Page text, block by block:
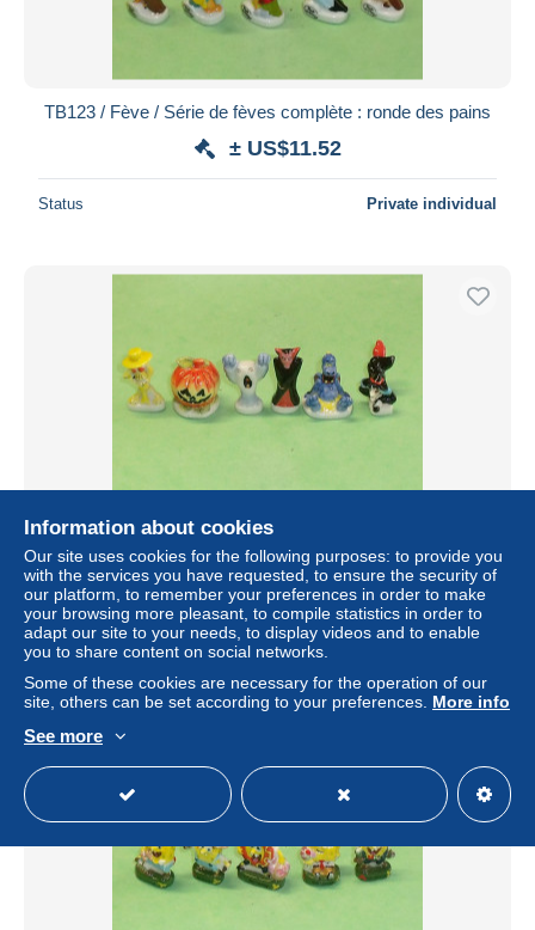
TB123 / Fève / Série de fèves complète : ronde des pains
± US$11.52
Status Private individual
TB123 / Fève / Série de fèves complète : halloween
± US$11.52
Status Private individual
Information about cookies
Our site uses cookies for the following purposes: to provide you
with the services you have requested, to ensure the security of
our platform, to remember your preferences in order to make
your browsing more pleasant, to compile statistics in order to
adapt our site to your needs, to display videos and to enable
you to share content on social networks.
Some of these cookies are necessary for the operation of our
site, others can be set according to your preferences. More info
See more